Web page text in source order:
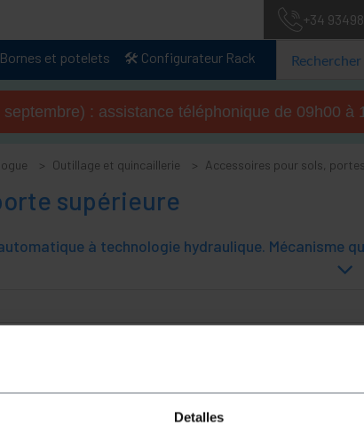
Detalles
+34
Bornes et potelets 🛠️ Configurateur Rack
septembre) : assistance téléphonique de 09h00
Outillage et quincaillerie Accessoires pour sols,
supérieure